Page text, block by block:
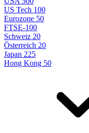
US Tech 100
Eurozone 50
FTSE-100
Schweiz 20
Österreich 20
Japan 225
Hong Kong 50